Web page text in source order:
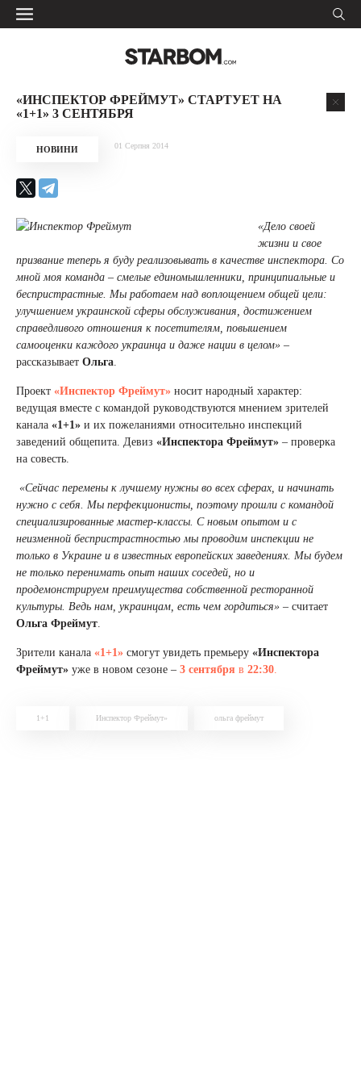
«ИНСПЕКТОР ФРЕЙМУТ» СТАРТУЕТ НА
«1+1» 3 СЕНТЯБРЯ
НОВИНИ 01 Серпня 2014
«Дело своей
жизни и свое
призвание теперь я буду реализовывать в качестве инспектора. Со
мной моя команда – смелые единомышленники, принципиальные и
беспристрастные. Мы работаем над воплощением общей цели:
улучшением украинской сферы обслуживания, достижением
справедливого отношения к посетителям, повышением
самооценки каждого украинца и даже нации в целом» –
рассказывает Ольга.
Проект «Инспектор Фреймут» носит народный характер:
ведущая вместе с командой руководствуются мнением зрителей
канала «1+1» и их пожеланиями относительно инспекций
заведений общепита. Девиз «Инспектора Фреймут» – проверка
на совесть.
«Сейчас перемены к лучшему нужны во всех сферах, и начинать
нужно с себя. Мы перфекционисты, поэтому прошли с командой
специализированные мастер-классы. С новым опытом и с
неизменной беспристрастностью мы проводим инспекции не
только в Украине и в известных европейских заведениях. Мы будем
не только перенимать опыт наших соседей, но и
продемонстрируем преимущества собственной ресторанной
культуры. Ведь нам, украинцам, есть чем гордиться» – считает
Ольга Фреймут.
Зрители канала «1+1» смогут увидеть премьеру «Инспектора
Фреймут» уже в новом сезоне – 3 сентября в 22:30.
1+1 Инспектор Фреймут» ольга фреймут